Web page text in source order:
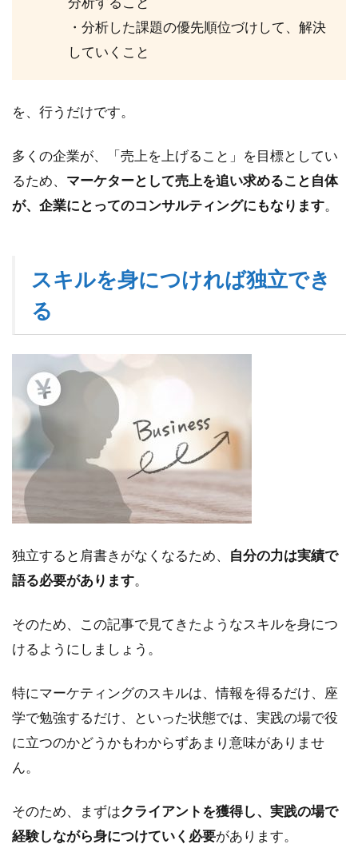
・分析した課題の優先順位づけして、解決
していくこと
を、行うだけです。
多くの企業が、「売上を上げること」を目標としてい
るため、 マーケターとして売上を追い求めること自体
が、企業にとってのコンサルティングにもなります。
スキルを身につければ独立でき
る
独立すると肩書きがなくなるため、 自分の力は実績で
語る必要があります。
そのため、この記事で見てきたようなスキルを身につ
けるようにしましょう。
特にマーケティングのスキルは、情報を得るだけ、座
学で勉強するだけ、といった状態では、実践の場で役
に立つのかどうかもわからずあまり意味がありませ
ん。
そのため、まずはクライアントを獲得し、実践の場で
経験しながら身につけていく必要があります。